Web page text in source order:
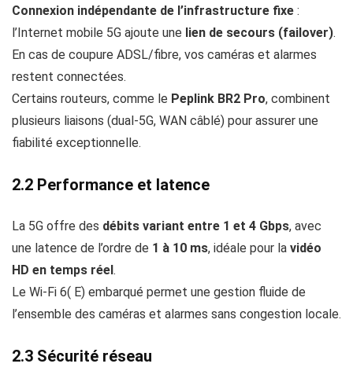
Connexion indépendante de l’infrastructure fixe :
l’Internet mobile 5G ajoute une lien de secours (failover).
En cas de coupure ADSL/fibre, vos caméras et alarmes
restent connectées.
Certains routeurs, comme le Peplink BR2 Pro, combinent
plusieurs liaisons (dual‑5G, WAN câblé) pour assurer une
fiabilité exceptionnelle.
2.2 Performance et latence
La 5G offre des débits variant entre 1 et 4 Gbps, avec
une latence de l’ordre de 1 à 10 ms, idéale pour la vidéo
HD en temps réel.
Le Wi‑Fi 6( E) embarqué permet une gestion fluide de
l’ensemble des caméras et alarmes sans congestion locale.
2.3 Sécurité réseau